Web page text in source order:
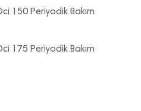
150 Periyodik Bakım
175 Periyodik Bakım